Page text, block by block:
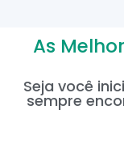
As
Seja você
sempre